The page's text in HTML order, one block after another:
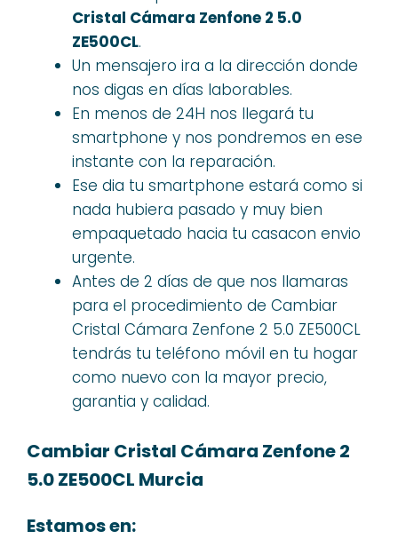
Cristal Cámara Zenfone 2 5.0
ZE500CL.
Un mensajero ira a la dirección donde
nos digas en días laborables.
En menos de 24H nos llegará tu
smartphone y nos pondremos en ese
instante con la reparación.
Ese dia tu smartphone estará como si
nada hubiera pasado y muy bien
empaquetado hacia tu casacon envio
urgente.
Antes de 2 días de que nos llamaras
para el procedimiento de Cambiar
Cristal Cámara Zenfone 2 5.0 ZE500CL
tendrás tu teléfono móvil en tu hogar
como nuevo con la mayor precio,
garantia y calidad.
Cambiar Cristal Cámara Zenfone 2
5.0 ZE500CL Murcia
Estamos en: